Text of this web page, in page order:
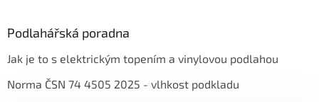
Podlahářská poradna
Jak je to s elektrickým topením a vinylovou podlahou
Norma ČSN 74 4505 2025 - vlhkost podkladu